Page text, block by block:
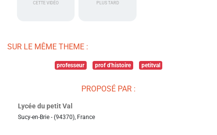
CETTE VIDÉO
PLUS TARD
SUR LE MÊME THEME :
professeur prof d'histoire petitval
PROPOSÉ PAR :
Lycée du petit Val
Sucy-en-Brie - (94370), France